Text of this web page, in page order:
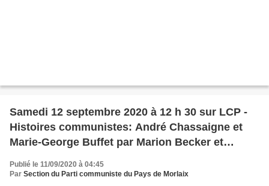
Samedi 12 septembre 2020 à 12 h 30 sur LCP -
Histoires communistes: André Chassaigne et
Marie-George Buffet par Marion Becker et
Publié le 11/09/2020 à 04:45
Par Section du Parti communiste du Pays de Morlaix